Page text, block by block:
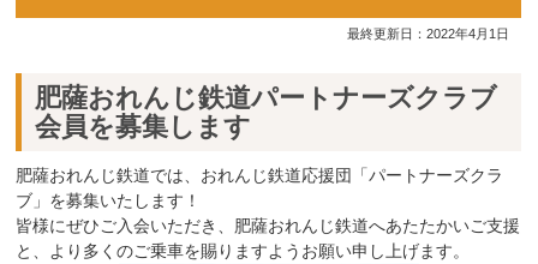
最終更新日：2022年4月1日
肥薩おれんじ鉄道パートナーズクラブ
会員を募集します
肥薩おれんじ鉄道では、おれんじ鉄道応援団「パートナーズクラ
ブ」を募集いたします！
皆様にぜひご入会いただき、肥薩おれんじ鉄道へあたたかいご支援
と、より多くのご乗車を賜りますようお願い申し上げます。